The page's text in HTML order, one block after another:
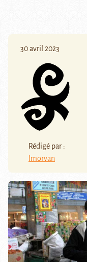
30 avril 2023
Rédigé par :
lmorvan